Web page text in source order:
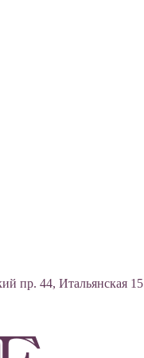
пр. 44, Итальянская 15